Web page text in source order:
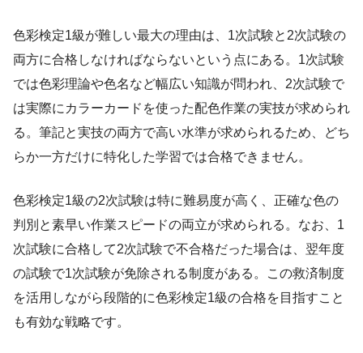
色彩検定1級が難しい最大の理由は、1次試験と2次試験の
両方に合格しなければならないという点にある。1次試験
では色彩理論や色名など幅広い知識が問われ、2次試験で
は実際にカラーカードを使った配色作業の実技が求められ
る。筆記と実技の両方で高い水準が求められるため、どち
らか一方だけに特化した学習では合格できません。
色彩検定1級の2次試験は特に難易度が高く、正確な色の
判別と素早い作業スピードの両立が求められる。なお、1
次試験に合格して2次試験で不合格だった場合は、翌年度
の試験で1次試験が免除される制度がある。この救済制度
を活用しながら段階的に色彩検定1級の合格を目指すこと
も有効な戦略です。